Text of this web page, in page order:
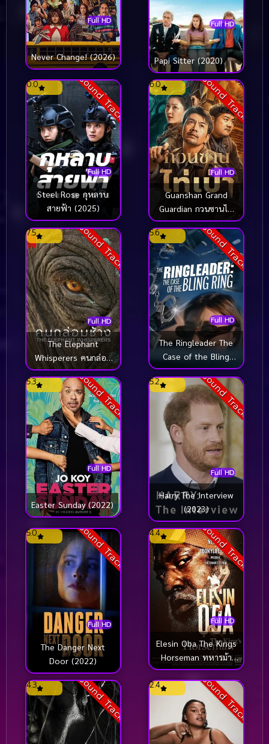
Full HD
Never Change! (2026)
Full HD
Papi Sitter (2020)
Sound Track
Full HD
0.0
Steel Rose กุหลาบ
สายฟ้า (2025)
Sound Track
Full HD
6.0
Guanshan Grand
Guardian กวนซานไท่
เป่า (2025)
Sound Track
Full HD
7.5
The Elephant
Whisperers คนกล่อม
ช้าง (2022)
Sound Track
Full HD
5.6
The Ringleader The
Case of the Bling
Ring (2023)
Sound Track
Full HD
5.3
Easter Sunday (2022)
Sound Track
Full HD
5.2
Harry The Interview
(2023)
Sound Track
Full HD
5.0
The Danger Next
Door (2022)
Sound Track
Full HD
4.4
Elesin Oba The Kings
Horseman ทหารม้า
ของราชา (2022)
Sound Track
4.3 Sound Track
2.4